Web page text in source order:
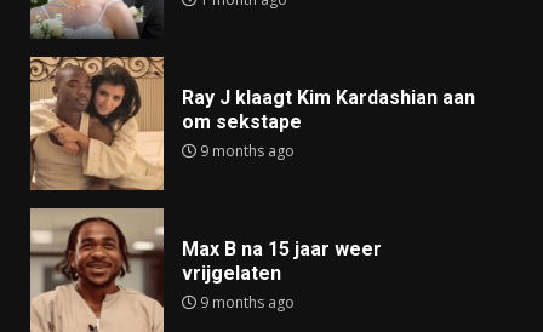
Ray J klaagt Kim Kardashian aan
om sekstape
9 months ago
Max B na 15 jaar weer
vrijgelaten
9 months ago